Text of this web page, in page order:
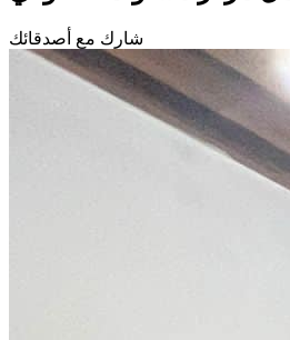
شارك مع أصدقائك